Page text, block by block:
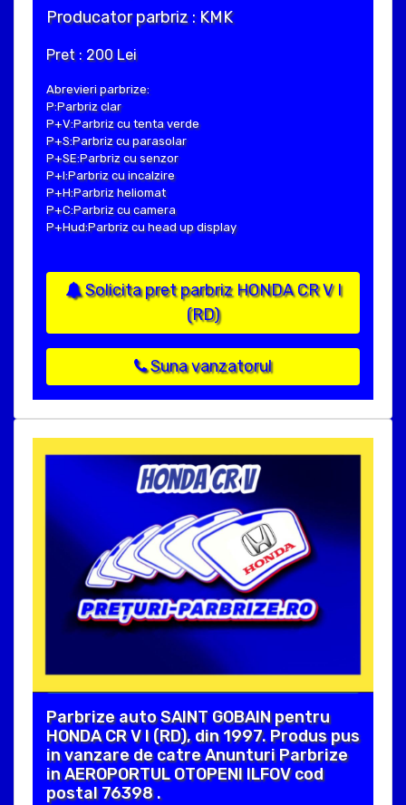
Producator parbriz : KMK
Pret : 200 Lei
Abrevieri parbrize:
P:Parbriz clar
P+V:Parbriz cu tenta verde
P+S:Parbriz cu parasolar
P+SE:Parbriz cu senzor
P+I:Parbriz cu incalzire
P+H:Parbriz heliomat
P+C:Parbriz cu camera
P+Hud:Parbriz cu head up display
Solicita pret parbriz HONDA CR V I
(RD)
Suna vanzatorul
Parbrize auto SAINT GOBAIN pentru
HONDA CR V I (RD), din 1997. Produs pus
in vanzare de catre Anunturi Parbrize
in AEROPORTUL OTOPENI ILFOV cod
postal 76398 .